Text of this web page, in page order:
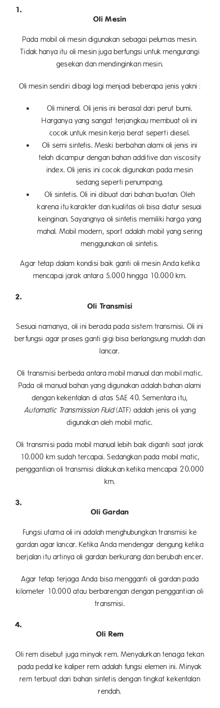
Oli Mesin
Pada mobil oli mesin digunakan sebagai pelumas mesin.
Tidak hanya itu oli mesin juga berfungsi untuk mengurangi
gesekan dan mendinginkan mesin.
Oli mesin sendiri dibagi lagi menjadi beberapa jenis yakni :
Oli mineral. Oli jenis ini berasal dari perut bumi.
Harganya yang sangat terjangkau membuat oli ini
cocok untuk mesin kerja berat seperti diesel.
Oli semi sintetis. Meski berbahan alami oli jenis ini
telah dicampur dengan bahan additive dan viscosity
index. Oli jenis ini cocok digunakan pada mesin
sedang seperti penumpang.
Oli sintetis. Oli ini dibuat dari bahan buatan. Oleh
karena itu karakter dan kualitas oli bisa diatur sesuai
keinginan. Sayangnya oli sintetis memiliki harga yang
mahal. Mobil modern, sport adalah mobil yang sering
menggunakan oli sintetis.
Agar tetap dalam kondisi baik ganti oli mesin Anda ketika
mencapai jarak antara 5.000 hingga 10.000 km.
Oli Transmisi
Sesuai namanya, oli ini berada pada sistem transmisi. Oli ini
berfungsi agar proses ganti gigi bisa berlangsung mudah dan
lancar.
Oli transmisi berbeda antara mobil manual dan mobil matic.
Pada oli manual bahan yang digunakan adalah bahan alami
dengan kekentalan di atas SAE 40. Sementara itu,
Automatic Transmission Fluid(ATF) adalah jenis oli yang
digunakan oleh mobil matic.
Oli transmisi pada mobil manual lebih baik diganti saat jarak
10.000 km sudah tercapai. Sedangkan pada mobil matic,
penggantian oli transmisi dilakukan ketika mencapai 20.000
km.
Oli Gardan
Fungsi utama oli ini adalah menghubungkan transmisi ke
gardan agar lancar. Ketika Anda mendengar dengung ketika
berjalan itu artinya oli gardan berkurang dan berubah encer.
Agar tetap terjaga Anda bisa mengganti oli gardan pada
kilometer 10.000 atau berbarengan dengan penggantian oli
transmisi.
Oli Rem
Oli rem disebut juga minyak rem. Menyalurkan tenaga tekan
pada pedal ke kaliper rem adalah fungsi elemen ini. Minyak
rem terbuat dari bahan sintetis dengan tingkat kekentalan
rendah.